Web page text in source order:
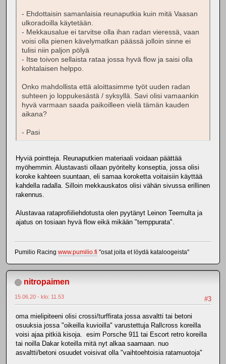
- Ehdottaisin samanlaisia reunaputkia kuin mitä Vaasan
ulkoradoilla käytetään.
- Mekkausalue ei tarvitse olla ihan radan vieressä, vaan
voisi olla pienen kävelymatkan päässä jolloin sinne ei
tulisi niin paljon pölyä
- Itse toivon sellaista rataa jossa hyvä flow ja saisi olla
kohtalaisen helppo.
Onko mahdollista että aloittasimme työt uuden radan
suhteen jo loppukesästä / syksyllä. Savi olisi vamaankin
hyvä varmaan saada paikoilleen vielä tämän kauden
aikana?
- Pasi
Hyviä pointteja. Reunaputkien materiaali voidaan päättää
myöhemmin. Alustavasti ollaan pyöritelty konseptia, jossa olisi
koroke kahteen suuntaan, eli samaa koroketta voitaisiin käyttää
kahdella radalla. Silloin mekkauskatos olisi vähän sivussa erillinen
rakennus.
Alustavaa rataprofiiliehdotusta olen pyytänyt Leinon Teemulta ja
ajatus on tosiaan hyvä flow eikä mikään "temppurata".
Pumilio Racing www.pumilio.fi "osat joita et löydä kataloogeista"
nitropaimen
#3
15.06.20 - klo: 11.53
oma mielipiteeni olisi crossi/turffirata jossa asvaltti tai betoni
osuuksia jossa "oikeilla kuvioilla" varustettuja Rallcross koreilla
voisi ajaa pitkiä kisoja. esim Porsche 911 tai Escort retro koreilla
tai noilla Dakar koteilla mitä nyt alkaa saamaan. nuo
asvaltti/betoni osuudet voisivat olla "vaihtoehtoisia ratamuotoja"